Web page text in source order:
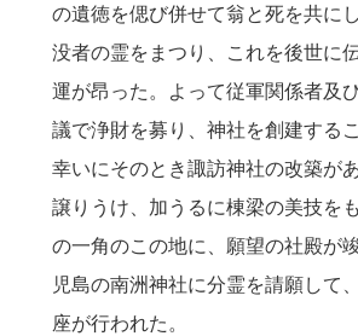
の遺徳を偲び併せて翁と死を共に
没者の霊をまつり、これを後世に
運が昂った。よって従軍関係者及
議で浄財を募り、神社を創建する
幸いにそのとき諏訪神社の改築が
譲りうけ、加うるに棟梁の美技を
の一角のこの地に、願望の社殿が
児島の南洲神社に分霊を請願して
座が行われた。